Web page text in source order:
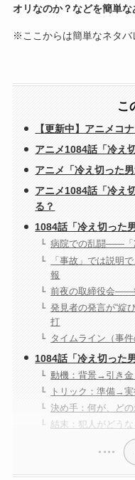
オリなのか？などを簡単な
※ここからは簡単なネタバ
こ
【更新中】アニメコ
アニメ1084話「冷え
アニメ「冷え切った
アニメ1084話「冷え
る？
1084話「冷え切った
病院での乱闘――「
「事故」では説明
報
前夜の取締役会――
発見者の発言が“綻
打
タイムライン（事件
1084話「冷え切った
動機：背景→引き金
トリック：準備→
決め手：何が、ど
結末：犯人がどう